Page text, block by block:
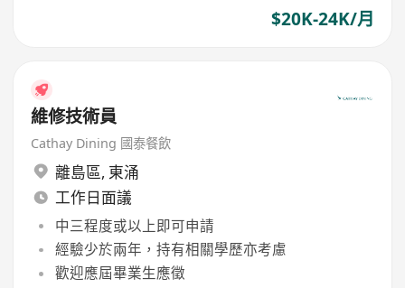
$20K-24K/月
維修技術員
Cathay Dining 國泰餐飲
離島區, 東涌
工作日面議
中三程度或以上即可申請
經驗少於兩年，持有相關學歷亦考慮
歡迎應屆畢業生應徵